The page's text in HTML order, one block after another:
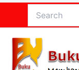
konten